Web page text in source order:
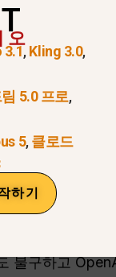
매우 저렴한 “
팅 인터페이스
사이에
은 “Go” 요금
불구하고
3.1,Kling 3.0,
5.0 프로,
5,클로드
하기